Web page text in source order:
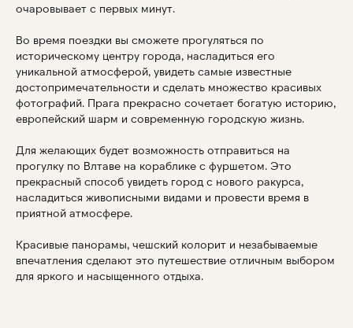
очаровывает с первых минут.
Во время поездки вы сможете прогуляться по
историческому центру города, насладиться его
уникальной атмосферой, увидеть самые известные
достопримечательности и сделать множество красивых
фотографий. Прага прекрасно сочетает богатую историю,
европейский шарм и современную городскую жизнь.
Для желающих будет возможность отправиться на
прогулку по Влтаве на кораблике с фуршетом. Это
прекрасный способ увидеть город с нового ракурса,
насладиться живописными видами и провести время в
приятной атмосфере.
Красивые панорамы, чешский колорит и незабываемые
впечатления сделают это путешествие отличным выбором
для яркого и насыщенного отдыха.